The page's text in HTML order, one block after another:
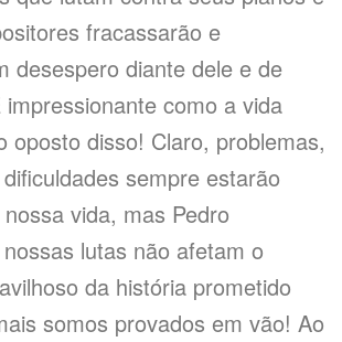
fracassarão e
desespero diante dele e de
como a vida
oposto disso! Claro, problemas,
sempre estarão
vida, mas Pedro
lutas não afetam o
da história prometido
somos provados em vão! Ao